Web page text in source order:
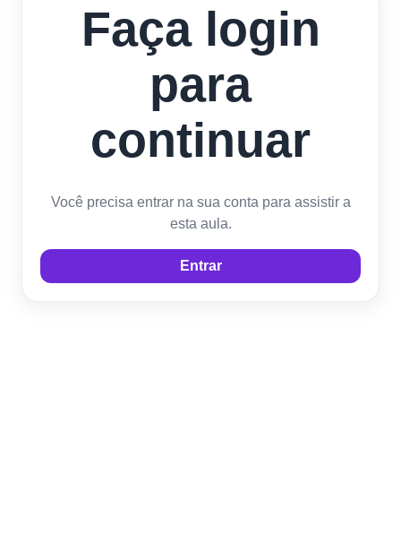
Faça login
para
continuar
Você precisa entrar na sua conta para assistir a
esta aula.
Entrar